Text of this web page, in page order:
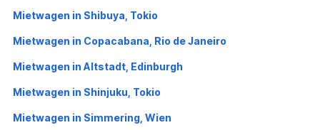
Mietwagen in Shibuya, Tokio
Mietwagen in Copacabana, Rio de Janeiro
Mietwagen in Altstadt, Edinburgh
Mietwagen in Shinjuku, Tokio
Mietwagen in Simmering, Wien